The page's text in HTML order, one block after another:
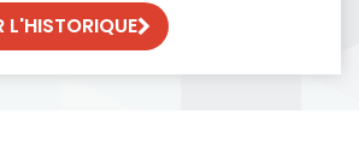
L'HISTORIQUE